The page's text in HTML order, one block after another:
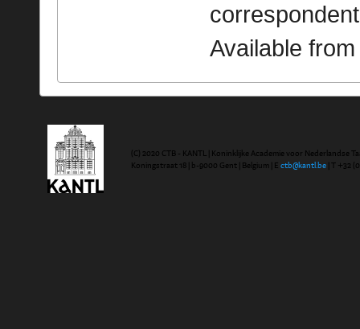
Available
(C) 2020 CTB - KANTL | Koninklijke Academie voor Nederlandse
Koningstraat 18 | b-9000 Gent | Belgium | E ctb@kantl.be | T +32